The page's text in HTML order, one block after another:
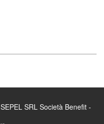
SRL Società Benefit -